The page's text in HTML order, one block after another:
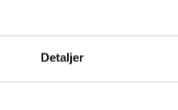
Detaljer
af tredjeparts tjenester, der
på vores
vi behandler persondata i